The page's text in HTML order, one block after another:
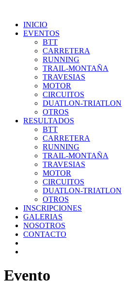
INICIO
EVENTOS
BTT
CARRETERA
RUNNING
TRAIL-MONTAÑA
TRAVESIAS
MOTOR
CIRCUITOS
DUATLON-TRIATLON
OTROS
RESULTADOS
BTT
CARRETERA
RUNNING
TRAIL-MONTAÑA
TRAVESIAS
MOTOR
CIRCUITOS
DUATLON-TRIATLON
OTROS
INSCRIPCIONES
GALERIAS
NOSOTROS
CONTACTO
Evento